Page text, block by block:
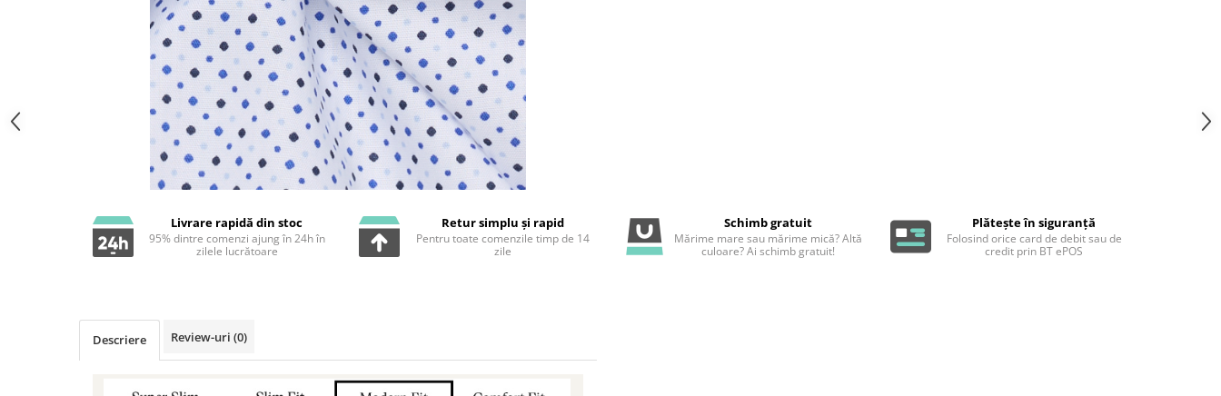
Livrare rapidă din stoc
95% dintre comenzi ajung în 24h în
zilele lucrătoare
Retur simplu și rapid
Pentru toate comenzile timp de 14
zile
Schimb gratuit
Mărime mare sau mărime mică? Altă
culoare? Ai schimb gratuit!
Plătește în siguranță
Folosind orice card de debit sau de
credit prin BT ePOS
Descriere Review-uri (0)